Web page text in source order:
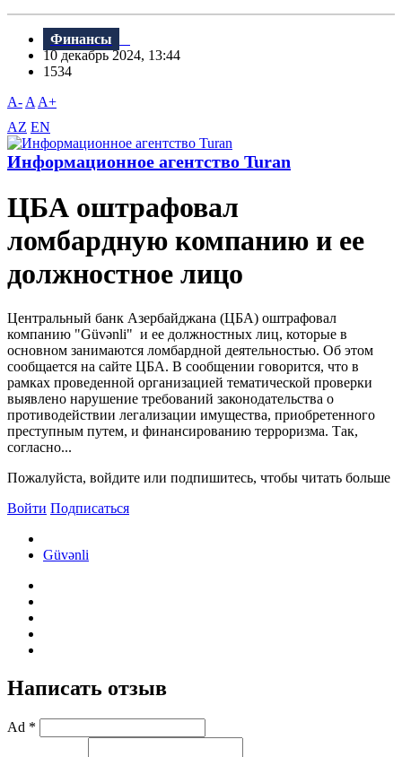
Финансы
10 декабрь 2024, 13:44
1534
A- A A+
AZ EN
Информационное агентство Turan
ЦБА оштрафовал
ломбардную компанию и ее
должностное лицо
Центральный банк Азербайджана (ЦБА) оштрафовал
компанию "Güvənli" и ее должностных лиц, которые в
основном занимаются ломбардной деятельностью. Об этом
сообщается на сайте ЦБА. В сообщении говорится, что в
рамках проведенной организацией тематической проверки
выявлено нарушение требований законодательства о
противодействии легализации имущества, приобретенного
преступным путем, и финансированию терроризма. Так,
согласно...
Пожалуйста, войдите или подпишитесь, чтобы читать больше
Войти Подписаться
Güvənli
Написать отзыв
Ad *